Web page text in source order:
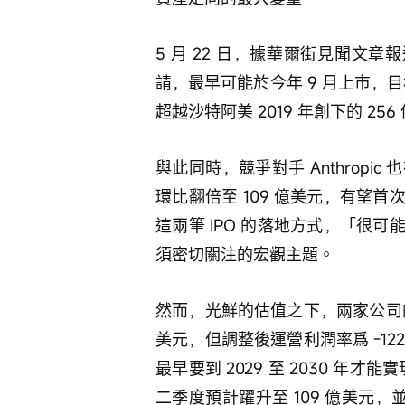
5 月 22 日，據華爾街見聞文章
請，最早可能於今年 9 月上市，
超越沙特阿美 2019 年創下的 256
與此同時，競爭對手 Anthropic
環比翻倍至 109 億美元，有望首
這兩筆 IPO 的落地方式，「很可
須密切關注的宏觀主題。
然而，光鮮的估值之下，兩家公
美元，但調整後運營利潤率爲 -
最早要到 2029 至 2030 年才能
二季度預計躍升至 109 億美元，